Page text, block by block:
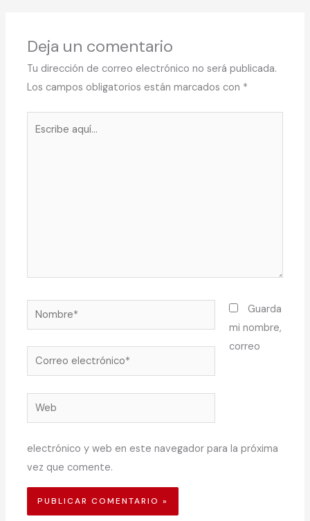
Deja un comentario
Tu dirección de correo electrónico no será publicada.
Los campos obligatorios están marcados con *
Nombre*
Correo
electrónico*
Web
Guarda
mi nombre,
correo
electrónico y web en este navegador para la próxima
vez que comente.